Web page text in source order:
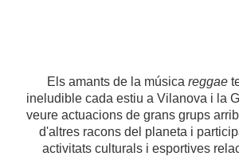
Els amants de la música reggae
ineludible cada estiu a Vilanova i la
veure actuacions de grans grups
d'altres racons del planeta i
activitats culturals i esportives